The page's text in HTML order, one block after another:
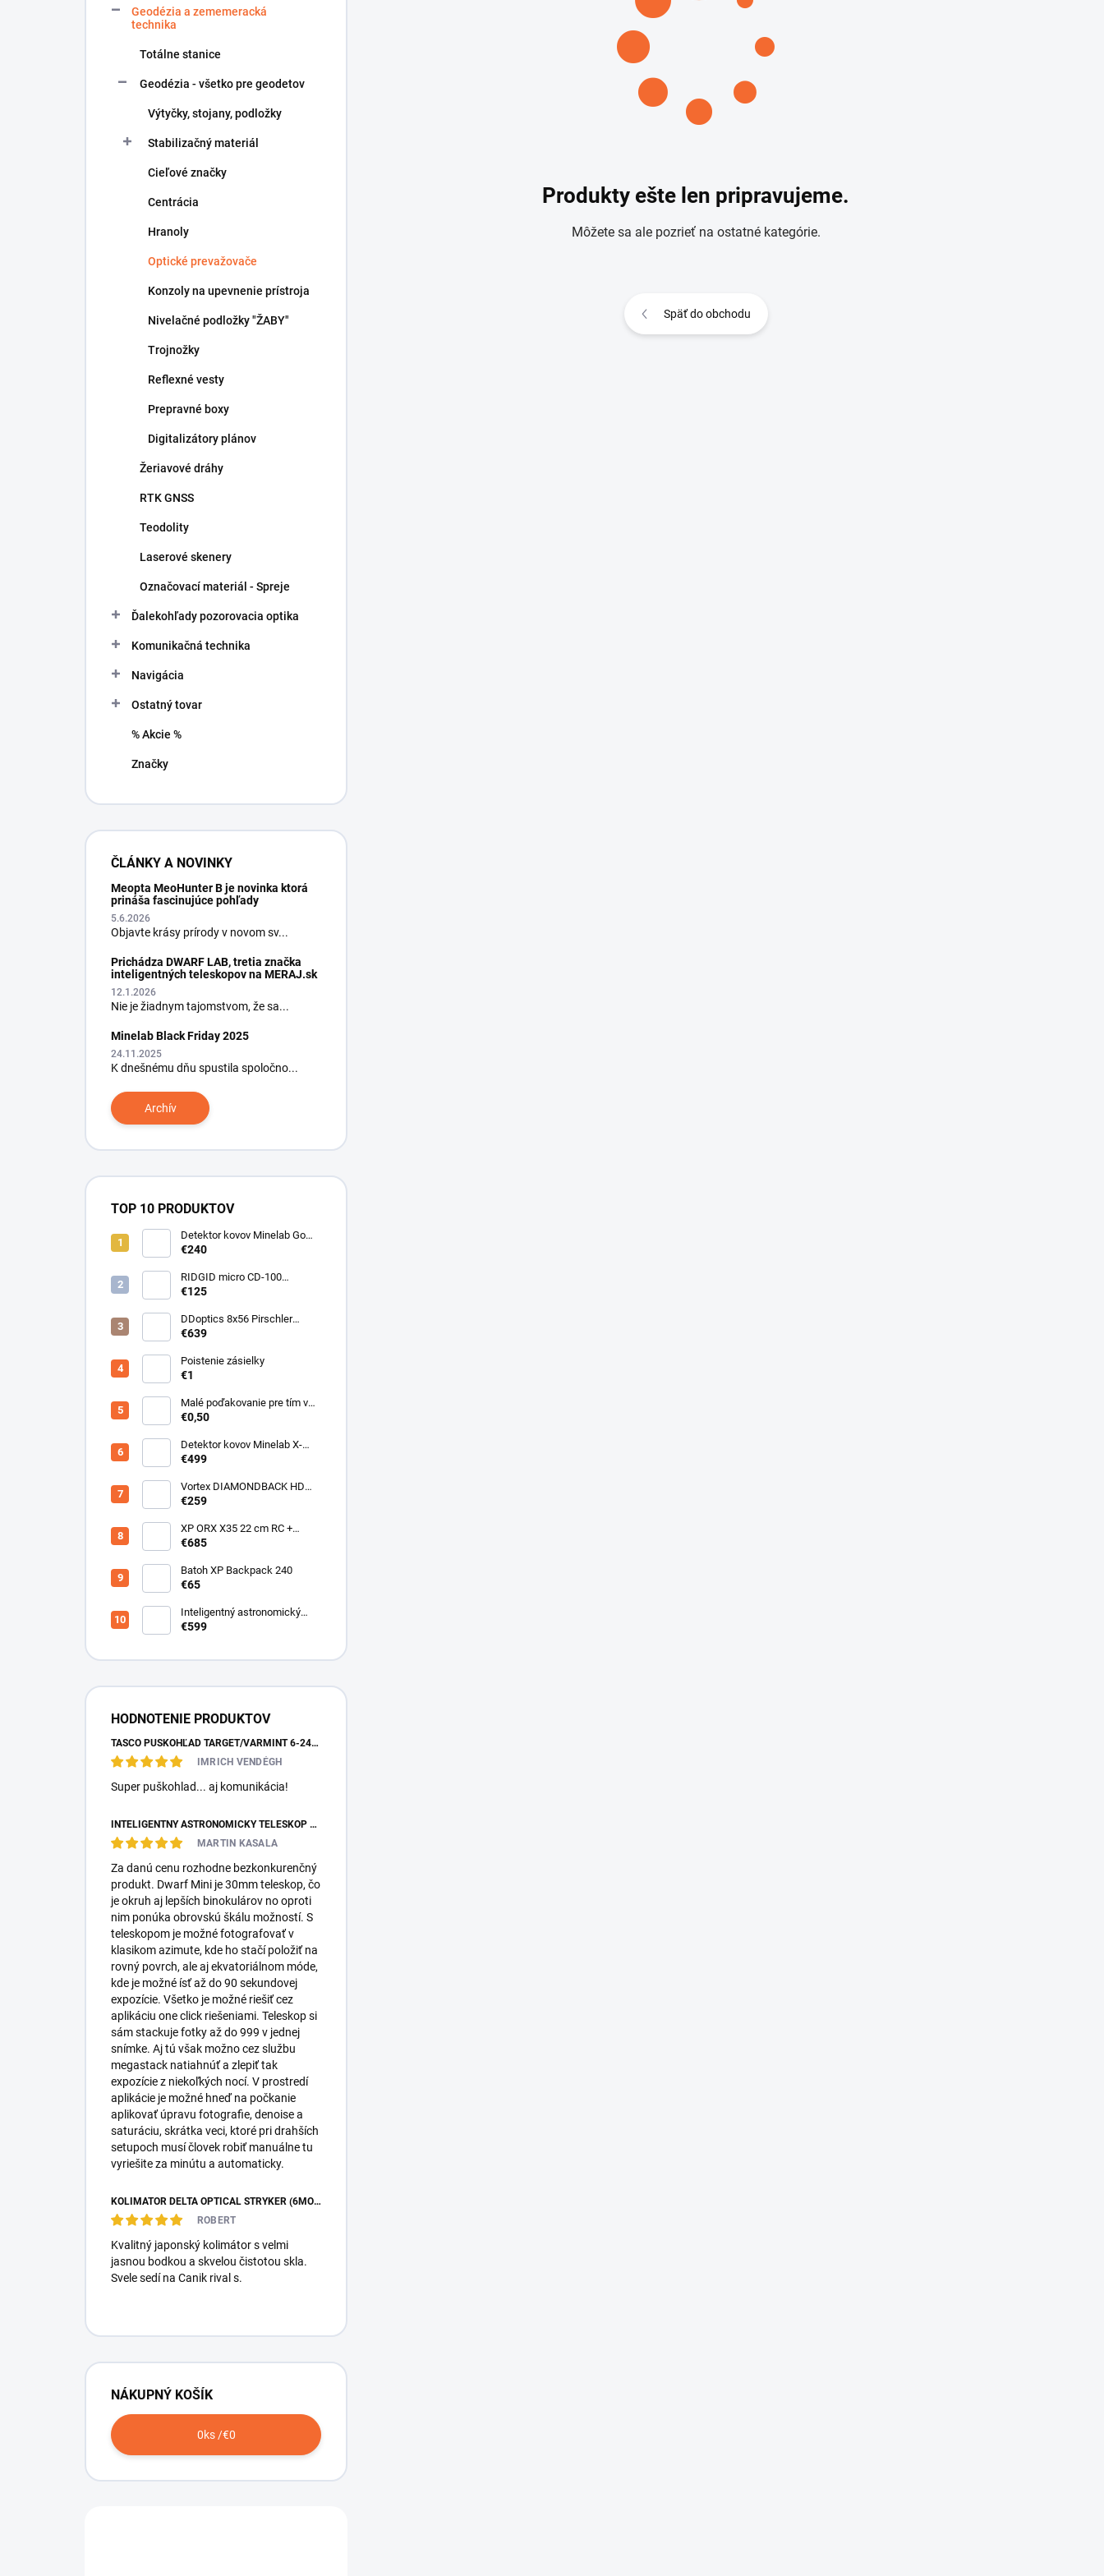
Geodézia a zememeracká
technika
Totálne stanice
Geodézia - všetko pre geodetov
Výtyčky, stojany, podložky
Stabilizačný materiál
Cieľové značky
Centrácia
Hranoly
Optické prevažovače
Konzoly na upevnenie prístroja
Nivelačné podložky "ŽABY"
Trojnožky
Reflexné vesty
Prepravné boxy
Digitalizátory plánov
Žeriavové dráhy
RTK GNSS
Teodolity
Laserové skenery
Označovací materiál - Spreje
Ďalekohľady pozorovacia optika
Komunikačná technika
Navigácia
Ostatný tovar
% Akcie %
Značky
ČLÁNKY A NOVINKY
Meopta MeoHunter B je novinka ktorá
prináša fascinujúce pohľady
5.6.2026
Objavte krásy prírody v novom sv...
Prichádza DWARF LAB, tretia značka
inteligentných teleskopov na MERAJ.sk
12.1.2026
Nie je žiadnym tajomstvom, že sa...
Minelab Black Friday 2025
24.11.2025
K dnešnému dňu spustila spoločno...
Archív
TOP 10 PRODUKTOV
Detektor kovov Minelab Go
Find 66
€240
RIDGID micro CD-100
Detektor horľavých plynov
€125
DDoptics 8x56 Pirschler
Gen.3 Magnesium zelený
€639
Poistenie zásielky
€1
Malé poďakovanie pre tím v
sklade
€0,50
Detektor kovov Minelab X-
Terra ELITE pinpoiter set
€499
Vortex DIAMONDBACK HD
10X50
€259
XP ORX X35 22 cm RC +
bezdrôtové slúchadlá
€685
Batoh XP Backpack 240
€65
Inteligentný astronomický
teleskop DwarfLab Dwarf III
€599
HODNOTENIE PRODUKTOV
TASCO PUŠKOHĽAD TARGET/VARMINT 6-24X42 MILDOT
IMRICH VENDÉGH
Super puškohlad... aj komunikácia!
INTELIGENTNÝ ASTRONOMICKÝ TELESKOP DWARFLAB DWARF MINI
MARTIN KASALA
Za danú cenu rozhodne bezkonkurenčný
produkt. Dwarf Mini je 30mm teleskop, čo
je okruh aj lepších binokulárov no oproti
nim ponúka obrovskú škálu možností. S
teleskopom je možné fotografovať v
klasikom azimute, kde ho stačí položiť na
rovný povrch, ale aj ekvatoriálnom móde,
kde je možné ísť až do 90 sekundovej
expozície. Všetko je možné riešiť cez
aplikáciu one click riešeniami. Teleskop si
sám stackuje fotky až do 999 v jednej
snímke. Aj tú však možno cez službu
megastack natiahnúť a zlepiť tak
expozície z niekoľkých nocí. V prostredí
aplikácie je možné hneď na počkanie
aplikovať úpravu fotografie, denoise a
saturáciu, skrátka veci, ktoré pri drahších
setupoch musí človek robiť manuálne tu
vyriešite za minútu a automaticky.
KOLIMÁTOR DELTA OPTICAL STRYKER (6MOA)
ROBERT
Kvalitný japonský kolimátor s velmi
jasnou bodkou a skvelou čistotou skla.
Svele sedí na Canik rival s.
NÁKUPNÝ KOŠÍK
0ks /€0
Produkty ešte len pripravujeme.
Môžete sa ale pozrieť na ostatné kategórie.
Späť do obchodu